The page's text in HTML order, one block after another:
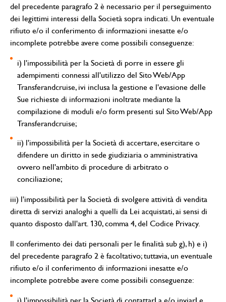
del precedente paragrafo 2 è necessario per il perseguimento
dei legittimi interessi della Società sopra indicati. Un eventuale
rifiuto e/o il conferimento di informazioni inesatte e/o
incomplete potrebbe avere come possibili conseguenze:
i) l'impossibilità per la Società di porre in essere gli
adempimenti connessi all'utilizzo del Sito Web/App
Transferandcruise, ivi inclusa la gestione e l'evasione delle
Sue richieste di informazioni inoltrate mediante la
compilazione di moduli e/o form presenti sul Sito Web/App
Transferandcruise;
ii) l'impossibilità per la Società di accertare, esercitare o
difendere un diritto in sede giudiziaria o amministrativa
ovvero nell'ambito di procedure di arbitrato o
conciliazione;
iii) l'impossibilità per la Società di svolgere attività di vendita
diretta di servizi analoghi a quelli da Lei acquistati, ai sensi di
quanto disposto dall'art. 130, comma 4, del Codice Privacy.
Il conferimento dei dati personali per le finalità sub g), h) e i)
del precedente paragrafo 2 è facoltativo; tuttavia, un eventuale
rifiuto e/o il conferimento di informazioni inesatte e/o
incomplete potrebbe avere come possibili conseguenze: